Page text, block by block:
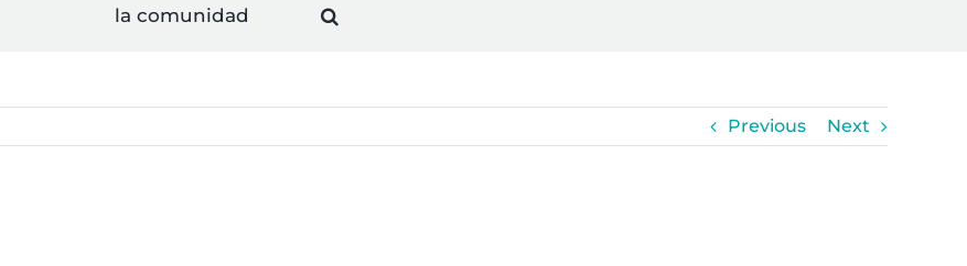
la comunidad
Previous Next